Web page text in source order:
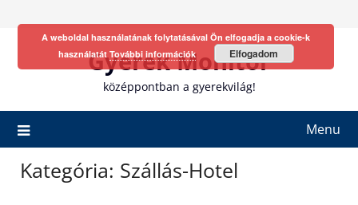
Gyerek Monitor
középpontban a gyerekvilág!
Menu
Kategória: Szállás-Hotel
A weboldal használatának folytatásával Ön elfogadja a cookie-k
használatát További információk Elfogadom